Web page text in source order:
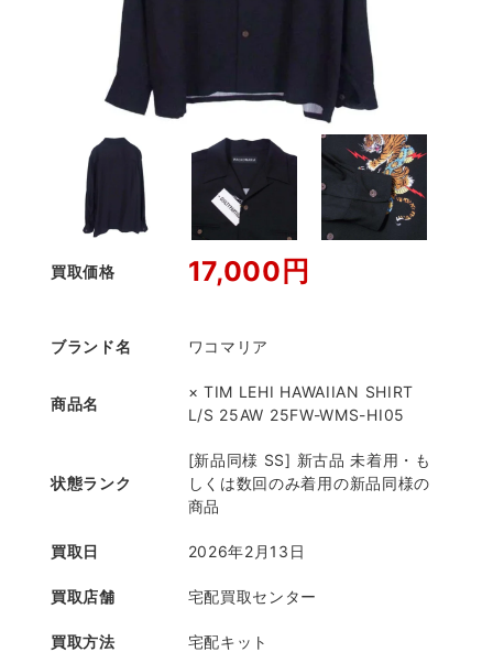
買取価格 17,000円
ブランド名 ワコマリア
商品名
× TIM LEHI HAWAIIAN SHIRT
L/S 25AW 25FW-WMS-HI05
状態ランク
[新品同様 SS] 新古品 未着用・も
しくは数回のみ着用の新品同様の
商品
買取日 2026年2月13日
買取店舗 宅配買取センター
買取方法 宅配キット